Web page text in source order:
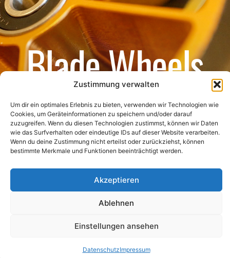
Zustimmung verwalten
Um dir ein optimales Erlebnis zu bieten, verwenden wir Technologien wie
Cookies, um Geräteinformationen zu speichern und/oder darauf
zuzugreifen. Wenn du diesen Technologien zustimmst, können wir Daten
wie das Surfverhalten oder eindeutige IDs auf dieser Website verarbeiten.
Wenn du deine Zustimmung nicht erteilst oder zurückziehst, können
bestimmte Merkmale und Funktionen beeinträchtigt werden.
Akzeptieren
Ablehnen
Einstellungen ansehen
DatenschutzImpressum
Blade Wheels
2023 Anaquda – All Rights Reserved
Datenschutzrichtlinie